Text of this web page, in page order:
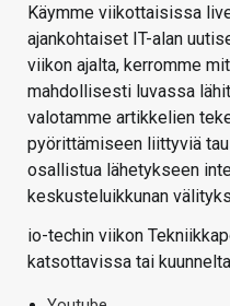
Käymme viikottaisissa
ajankohtaiset IT-alan
viikon ajalta, kerromme
mahdollisesti luvassa
valotamme artikkelien
pyörittämiseen liittyviä
osallistua lähetykseen
keskusteluikkunan
io-techin viikon
katsottavissa tai